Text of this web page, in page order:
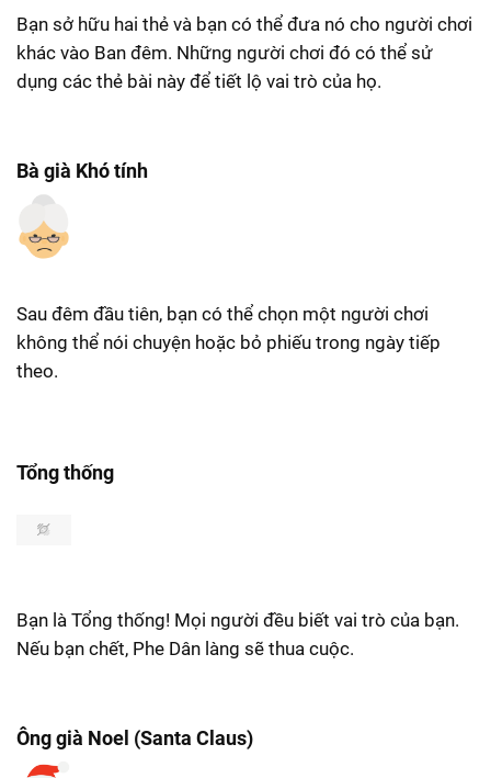
Bạn sở hữu hai thẻ và bạn có thể đưa nó cho người chơi
khác vào Ban đêm. Những người chơi đó có thể sử
dụng các thẻ bài này để tiết lộ vai trò của họ.
Bà già Khó tính
Sau đêm đầu tiên, bạn có thể chọn một người chơi
không thể nói chuyện hoặc bỏ phiếu trong ngày tiếp
theo.
Tổng thống
Bạn là Tổng thống! Mọi người đều biết vai trò của bạn.
Nếu bạn chết, Phe Dân làng sẽ thua cuộc.
Ông già Noel (Santa Claus)